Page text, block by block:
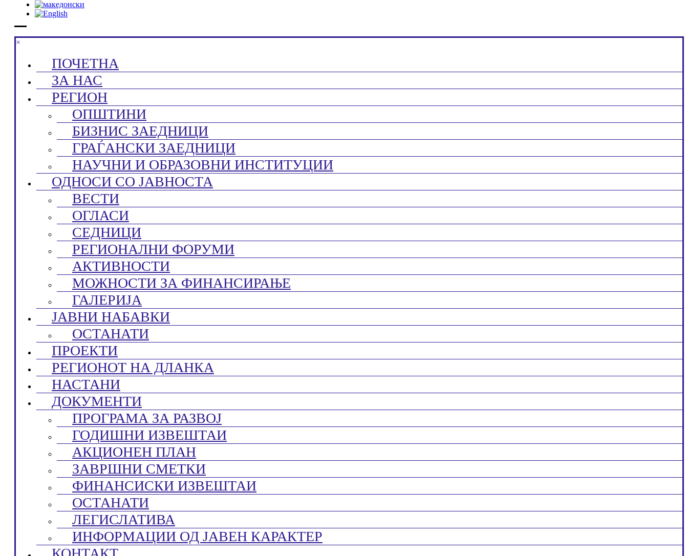
×
ПОЧЕТНА
ЗА НАС
РЕГИОН
ОПШТИНИ
БИЗНИС ЗАЕДНИЦИ
ГРАЃАНСКИ ЗАЕДНИЦИ
НАУЧНИ И ОБРАЗОВНИ ИНСТИТУЦИИ
ОДНОСИ СО ЈАВНОСТА
ВЕСТИ
ОГЛАСИ
СЕДНИЦИ
РЕГИОНАЛНИ ФОРУМИ
АКТИВНОСТИ
МОЖНОСТИ ЗА ФИНАНСИРАЊЕ
ГАЛЕРИЈА
ЈАВНИ НАБАВКИ
ОСТАНАТИ
ПРОЕКТИ
РЕГИОНОТ НА ДЛАНКА
НАСТАНИ
ДОКУМЕНТИ
ПРОГРАМА ЗА РАЗВОЈ
ГОДИШНИ ИЗВЕШТАИ
АКЦИОНЕН ПЛАН
ЗАВРШНИ СМЕТКИ
ФИНАНСИСКИ ИЗВЕШТАИ
ОСТАНАТИ
ЛЕГИСЛАТИВА
ИНФОРМАЦИИ ОД ЈАВЕН КАРАКТЕР